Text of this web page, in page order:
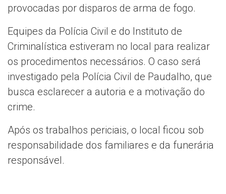
provocadas por disparos de arma de fogo.
Equipes da Polícia Civil e do Instituto de
Criminalística estiveram no local para realizar
os procedimentos necessários. O caso será
investigado pela Polícia Civil de Paudalho, que
busca esclarecer a autoria e a motivação do
crime.
Após os trabalhos periciais, o local ficou sob
responsabilidade dos familiares e da funerária
responsável.